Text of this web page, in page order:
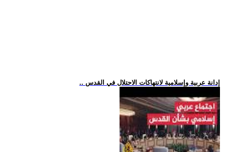
.. إدانة عربية وإسلامية لانتهاكات الاحتلال في القدس